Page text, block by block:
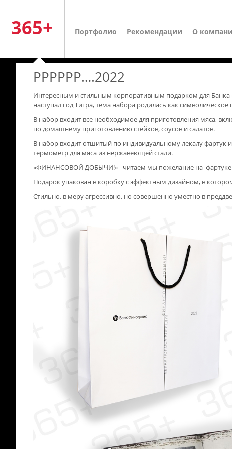
365+ Портфолио Рекомендации О
РРРРРР….2022
Интересным и стильным корпоративным подарком для Банка
наступал год Тигра, тема набора родилась как
В набор входит все необходимое для приготовления мяса,
по домашнему приготовлению стейков, соусов и салатов.
В набор входит отшитый по индивидуальному лекалу фартук
термометр для мяса из нержавеющей стали.
«ФИНАНСОВОЙ ДОБЫЧИ!» - читаем мы пожелание на фартуке
Подарок упакован в коробку с эффектным дизайном, в
Стильно, в меру агрессивно, но совершенно уместно в